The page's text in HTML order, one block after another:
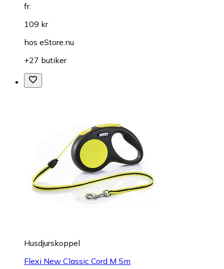
fr.
109 kr
hos eStore.nu
+27 butiker
Husdjurskoppel
Flexi New Classic Cord M 5m